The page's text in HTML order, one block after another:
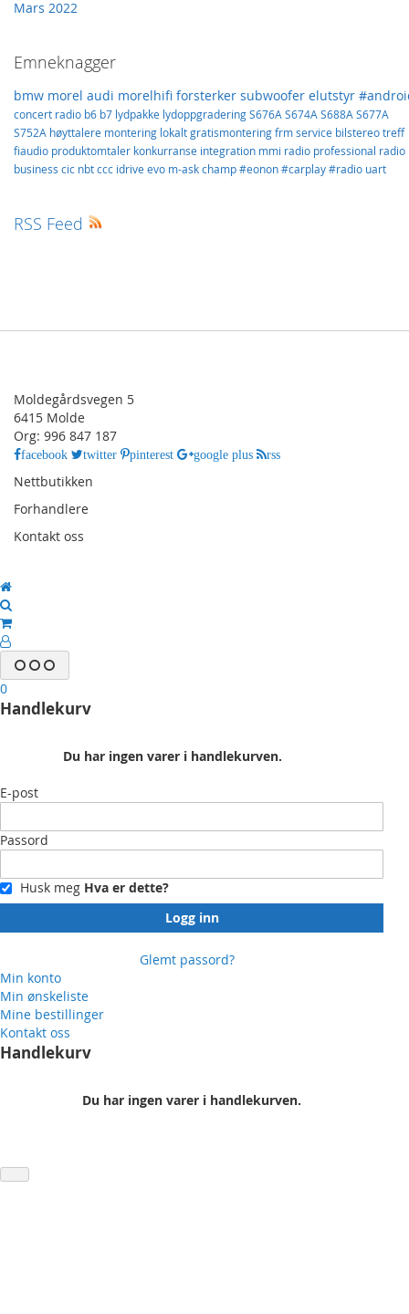
Mars 2022
Emneknagger
bmw morel audi morelhifi forsterker subwoofer elutstyr
concert radio b6 b7 lydpakke lydoppgraderingS676A S674A S688A S677A
S752A høyttalere montering lokaltgratismonteringfrmservice bilstereotreff
fiaudio produktomtaler konkurranse integration mmi radio professional radio
business cic nbtccc idrive evo m-askchamp#eonon#carplay#radio uart
RSS Feed
Moldegårdsvegen 5
6415 Molde
Org: 996 847 187
facebook twitter pinterest google plus rss
Nettbutikken
Forhandlere
Kontakt oss
0
Handlekurv
Du har ingen varer i handlekurven.
E-post
Passord
Husk meg Hva er dette?
Logg inn
Glemt passord?
Min konto
Min ønskeliste
Mine bestillinger
Kontakt oss
Handlekurv
Du har ingen varer i handlekurven.